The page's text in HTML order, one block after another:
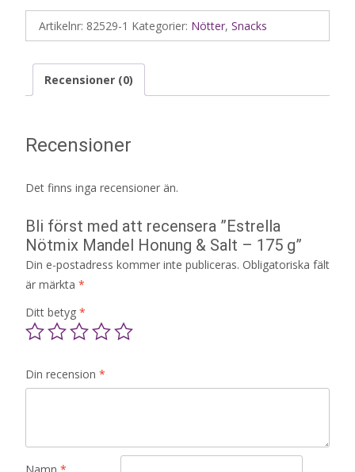
Artikelnr: 82529-1 Kategorier: Nötter, Snacks
Recensioner (0)
Recensioner
Det finns inga recensioner än.
Bli först med att recensera ”Estrella
Nötmix Mandel Honung & Salt – 175 g”
Din e-postadress kommer inte publiceras. Obligatoriska fält
är märkta *
Ditt betyg *
Din recension *